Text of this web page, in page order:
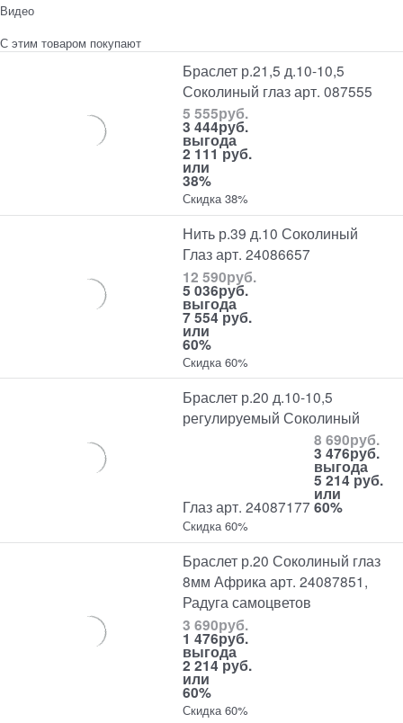
Видео
С этим товаром покупают
Браслет р.21,5 д.10-10,5
Соколиный глаз арт. 087555
5 555руб.
3 444руб.
выгода
2 111 руб.
или
38%
Скидка 38%
Нить р.39 д.10 Соколиный
Глаз арт. 24086657
12 590руб.
5 036руб.
выгода
7 554 руб.
или
60%
Скидка 60%
Браслет р.20 д.10-10,5
регулируемый Соколиный
Глаз арт. 24087177
8 690руб.
3 476руб.
выгода
5 214 руб.
или
60%
Скидка 60%
Браслет р.20 Соколиный глаз
8мм Африка арт. 24087851,
Радуга самоцветов
3 690руб.
1 476руб.
выгода
2 214 руб.
или
60%
Скидка 60%